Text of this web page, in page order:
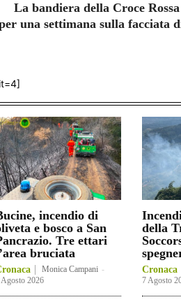
La bandiera della Croce
una settimana sulla facciata
incendio di
e bosco a San
Tre ettari
bruciata
Monica Campani -
Agosto 2026
della
Cronaca
7 Agosto